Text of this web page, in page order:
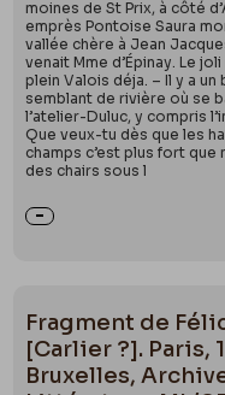
moines de St Prix, à côté
emprès Pontoise Saura
vallée chère à Jean
venait Mme d’Épinay. Le
plein Valois déja. – Il y a
semblant de rivière où se
l’atelier-Duluc, y compris
Que veux-tu dès que les
champs c’est plus fort que
des chairs sous l
Fragment de
[Carlier ?]. Paris,
Bruxelles,